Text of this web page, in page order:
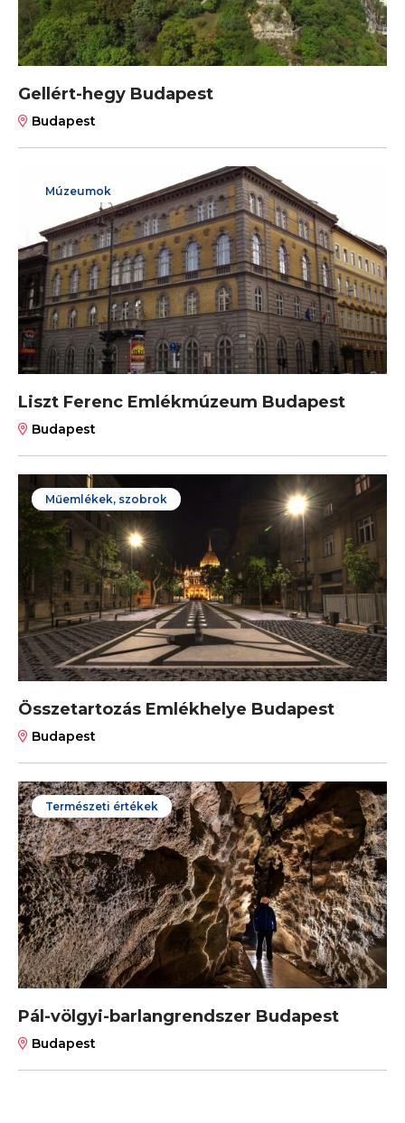
Gellért-hegy Budapest
Budapest
Múzeumok
Liszt Ferenc Emlékmúzeum Budapest
Budapest
Műemlékek, szobrok
Összetartozás Emlékhelye Budapest
Budapest
Természeti értékek
Pál-völgyi-barlangrendszer Budapest
Budapest